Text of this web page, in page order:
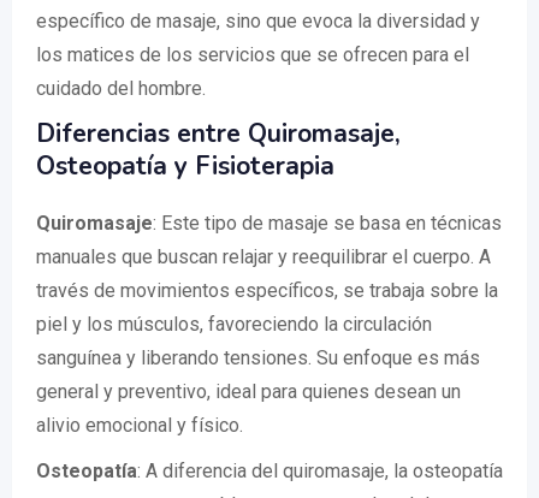
específico de masaje, sino que evoca la diversidad y
los matices de los servicios que se ofrecen para el
cuidado del hombre.
Diferencias entre Quiromasaje,
Osteopatía y Fisioterapia
Quiromasaje: Este tipo de masaje se basa en técnicas
manuales que buscan relajar y reequilibrar el cuerpo. A
través de movimientos específicos, se trabaja sobre la
piel y los músculos, favoreciendo la circulación
sanguínea y liberando tensiones. Su enfoque es más
general y preventivo, ideal para quienes desean un
alivio emocional y físico.
Osteopatía: A diferencia del quiromasaje, la osteopatía